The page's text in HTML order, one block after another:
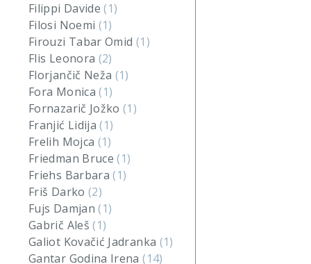
Filippi Davide(1)
Filosi Noemi (1)
Firouzi Tabar Omid (1)
Flis Leonora (2)
Florjančič Neža (1)
Fora Monica(1)
Fornazarič Jožko(1)
Franjić Lidija(1)
Frelih Mojca (1)
Friedman Bruce(1)
Friehs Barbara(1)
Friš Darko (2)
Fujs Damjan(1)
Gabrič Aleš(1)
Galiot Kovačić Jadranka (1)
Gantar Godina Irena(14)